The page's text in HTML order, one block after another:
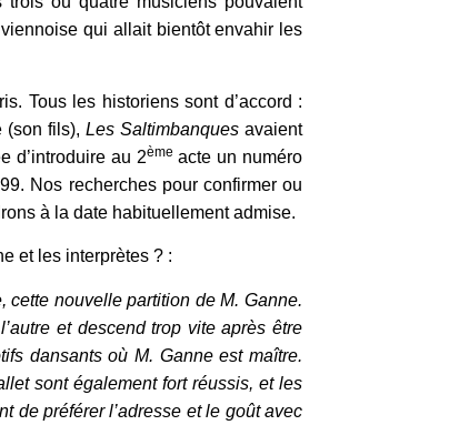
qui allait bientôt envahir les
Tous les historiens sont d’accord :
(son fils),Les Saltimbanques avaient
d’introduire au 2ème acte un numéro
Nos recherches pour confirmer ou
à la date habituellement admise.
et les interprètes ? :
nouvelle partition de M. Ganne.
et descend trop vite après être
dansants où M. Ganne est maître.
sont également fort réussis, et les
de préférer l’adresse et le goût avec